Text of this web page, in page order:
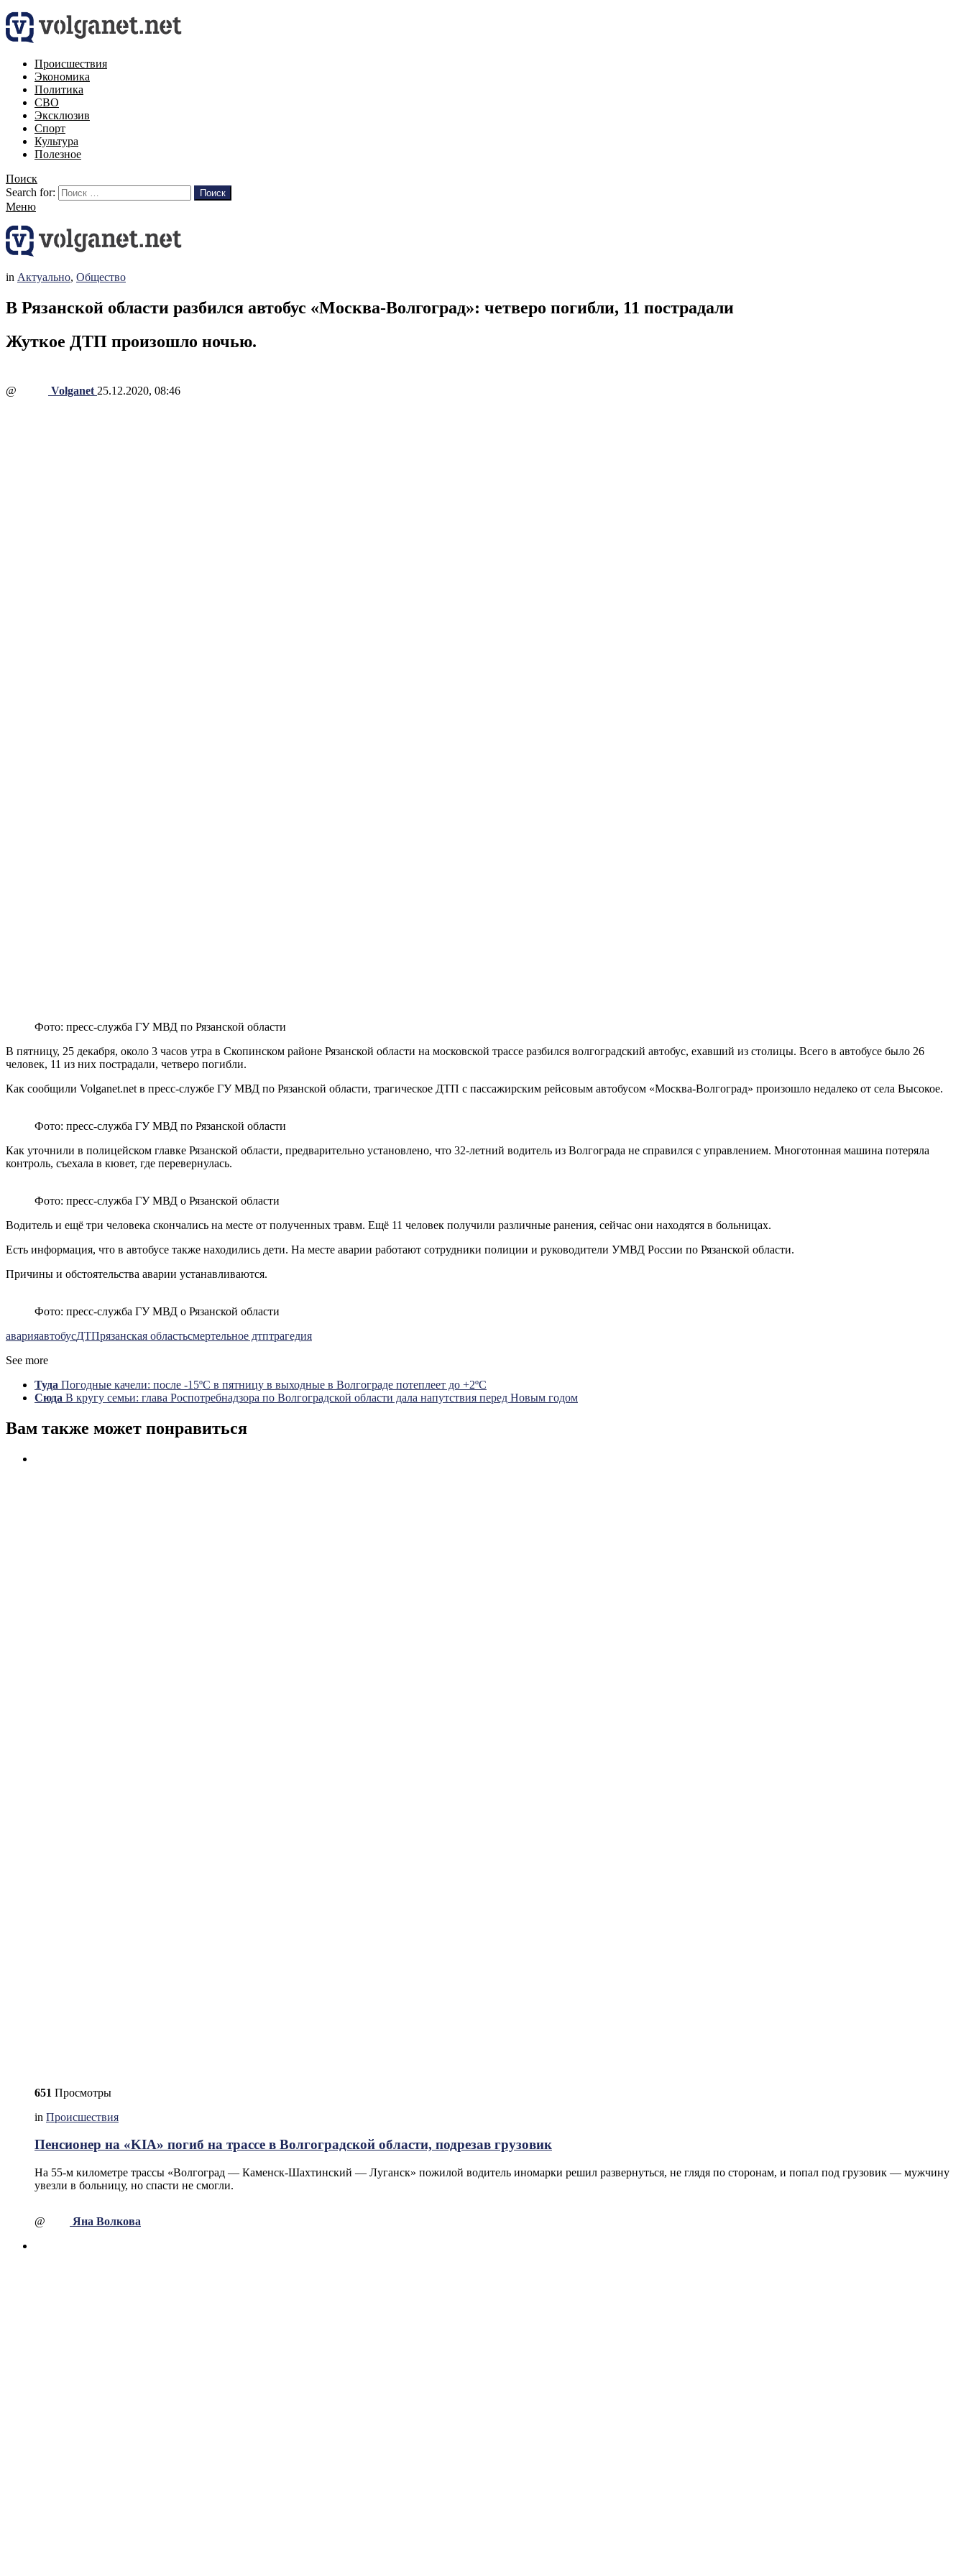
Происшествия
Экономика
Политика
СВО
Эксклюзив
Спорт
Культура
Полезное
Поиск
Search for:
Поиск
Меню
in Актуально, Общество
В Рязанской области разбился автобус «Москва-Волгоград»: четверо погибли, 11 пострадали
Жуткое ДТП произошло ночью.
@ Volganet 25.12.2020, 08:46
Фото: пресс-служба ГУ МВД по Рязанской области
В пятницу, 25 декабря, около 3 часов утра в Скопинском районе Рязанской области на московской трассе разбился волгоградский автобус, ехавший из столицы. Всего в автобусе было 26
человек, 11 из них пострадали, четверо погибли.
Как сообщили Volganet.net в пресс-службе ГУ МВД по Рязанской области, трагическое ДТП с пассажирским рейсовым автобусом «Москва-Волгоград» произошло недалеко от села Высокое.
Фото: пресс-служба ГУ МВД по Рязанской области
Как уточнили в полицейском главке Рязанской области, предварительно установлено, что 32-летний водитель из Волгограда не справился с управлением. Многотонная машина потеряла
контроль, съехала в кювет, где перевернулась.
Фото: пресс-служба ГУ МВД о Рязанской области
Водитель и ещё три человека скончались на месте от полученных травм. Ещё 11 человек получили различные ранения, сейчас они находятся в больницах.
Есть информация, что в автобусе также находились дети. На месте аварии работают сотрудники полиции и руководители УМВД России по Рязанской области.
Причины и обстоятельства аварии устанавливаются.
Фото: пресс-служба ГУ МВД о Рязанской области
аварияавтобусДТПрязанская областьсмертельное дтптрагедия
See more
Туда Погодные качели: после -15ºС в пятницу в выходные в Волгограде потеплеет до +2ºС
Сюда В кругу семьи: глава Роспотребнадзора по Волгоградской области дала напутствия перед Новым годом
Вам также может понравиться
651 Просмотры
in Происшествия
Пенсионер на «KIA» погиб на трассе в Волгоградской области, подрезав грузовик
На 55-м километре трассы «Волгоград — Каменск-Шахтинский — Луганск» пожилой водитель иномарки решил развернуться, не глядя по сторонам, и попал под грузовик — мужчину
увезли в больницу, но спасти не смогли.
@ Яна Волкова